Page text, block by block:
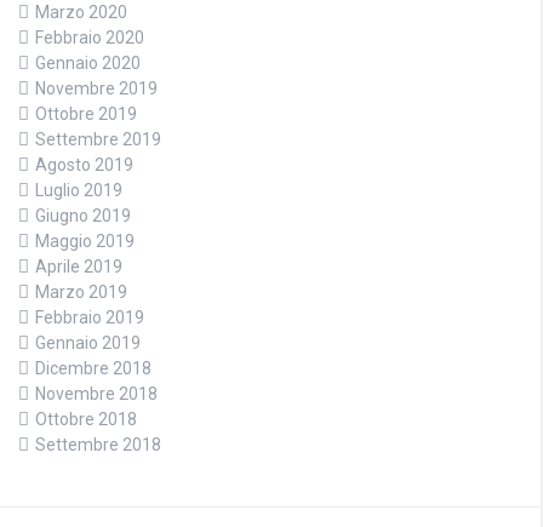
Marzo 2020
Febbraio 2020
Gennaio 2020
Novembre 2019
Ottobre 2019
Settembre 2019
Agosto 2019
Luglio 2019
Giugno 2019
Maggio 2019
Aprile 2019
Marzo 2019
Febbraio 2019
Gennaio 2019
Dicembre 2018
Novembre 2018
Ottobre 2018
Settembre 2018